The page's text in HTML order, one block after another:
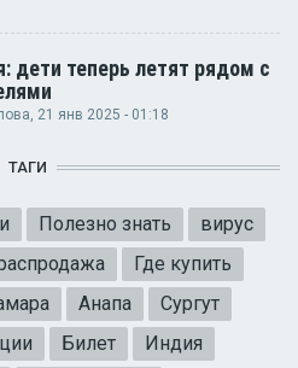
дети теперь летят рядом с
, 21 янв 2025 - 01:18
ТАГИ
Полезно знать
вирус
Где купить
Анапа
Сургут
Билет
Индия